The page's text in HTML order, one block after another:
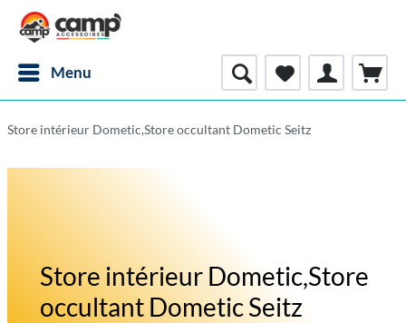
Menu
Store intérieur Dometic,Store occultant Dometic Seitz
Store intérieur Dometic,Store
occultant Dometic Seitz